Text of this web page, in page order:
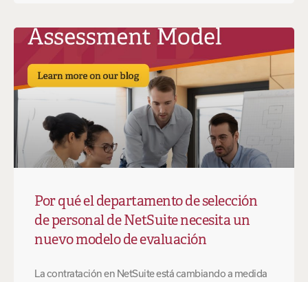
Por qué el departamento de selección
de personal de NetSuite necesita un
nuevo modelo de evaluación
La contratación en NetSuite está cambiando a medida